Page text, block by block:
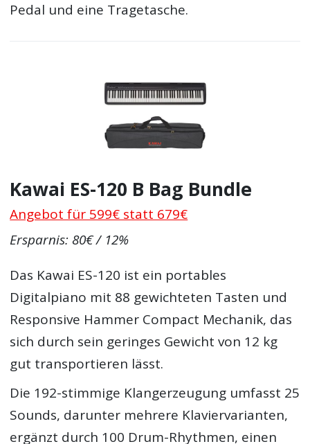
Pedal und eine Tragetasche.
Kawai ES-120 B Bag Bundle
Angebot für 599€ statt 679€
Ersparnis: 80€ / 12%
Das Kawai ES-120 ist ein portables
Digitalpiano mit 88 gewichteten Tasten und
Responsive Hammer Compact Mechanik, das
sich durch sein geringes Gewicht von 12 kg
gut transportieren lässt.
Die 192-stimmige Klangerzeugung umfasst 25
Sounds, darunter mehrere Klaviervarianten,
ergänzt durch 100 Drum-Rhythmen, einen